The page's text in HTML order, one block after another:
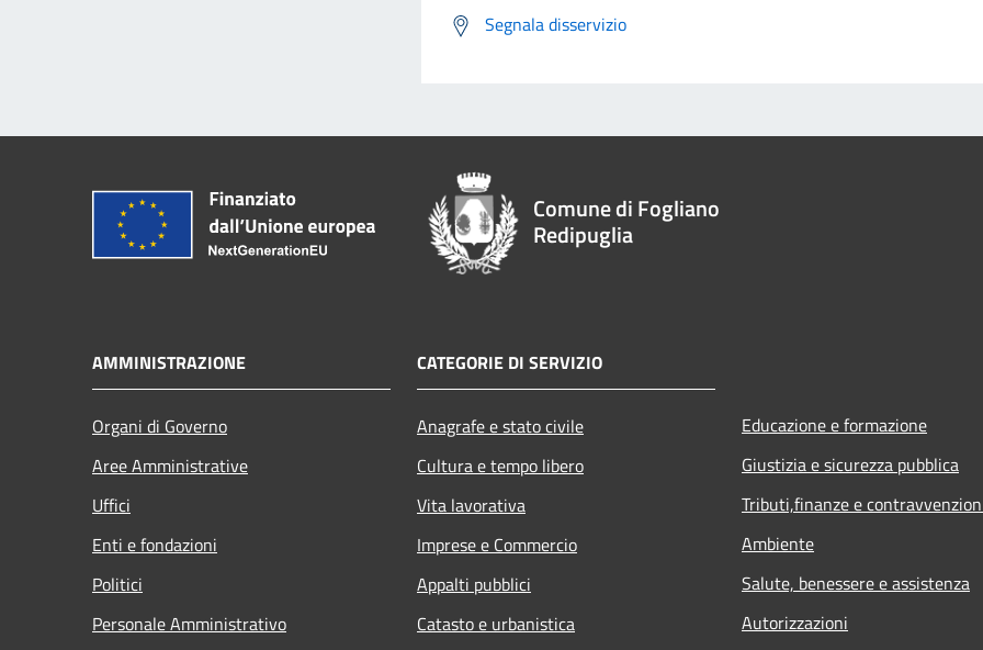
Segnala disservizio
Comune di Fogliano
Redipuglia
AMMINISTRAZIONE
Organi di Governo
Aree Amministrative
Uffici
Enti e fondazioni
Politici
Personale Amministrativo
CATEGORIE DI SERVIZIO
Anagrafe e stato civile
Cultura e tempo libero
Vita lavorativa
Imprese e Commercio
Appalti pubblici
Catasto e urbanistica
Educazione e formazione
Giustizia e sicurezza pubblica
Tributi,finanze e
Ambiente
Salute, benessere e assistenza
Autorizzazioni